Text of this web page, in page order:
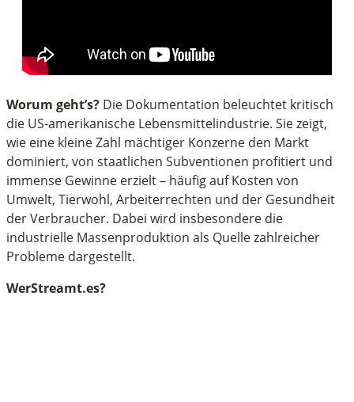
Worum geht’s? Die Dokumentation beleuchtet kritisch
die US-amerikanische Lebensmittelindustrie. Sie zeigt,
wie eine kleine Zahl mächtiger Konzerne den Markt
dominiert, von staatlichen Subventionen profitiert und
immense Gewinne erzielt – häufig auf Kosten von
Umwelt, Tierwohl, Arbeiterrechten und der Gesundheit
der Verbraucher. Dabei wird insbesondere die
industrielle Massenproduktion als Quelle zahlreicher
Probleme dargestellt.
WerStreamt.es?